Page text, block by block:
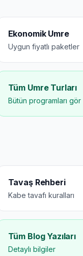
Ekonomik Umre
Uygun fiyatlı paketler
Tüm Umre Turları
Bütün programları gör
Tavaş Rehberi
Kabe tavafı kuralları
Tüm Blog Yazıları
Detaylı bilgiler